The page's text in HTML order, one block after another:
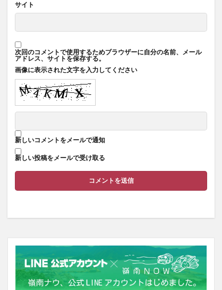
サイト
次回のコメントで使用するためブラウザーに自分の名前、メール
アドレス、サイトを保存する。
画像に表示された文字を入力してください
新しいコメントをメールで通知
新しい投稿をメールで受け取る